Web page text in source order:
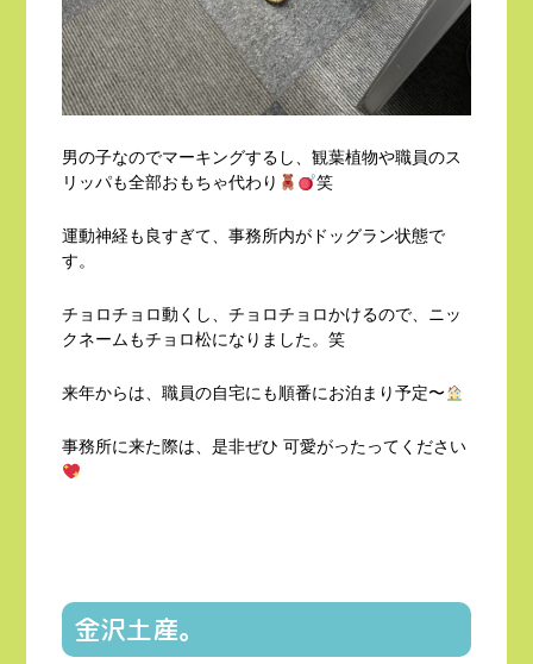
男の子なのでマーキングするし、観葉植物や職員のス
リッパも全部おもちゃ代わり
笑
運動神経も良すぎて、事務所内がドッグラン状態で
す。
チョロチョロ動くし、チョロチョロかけるので、ニッ
クネームもチョロ松になりました。笑
来年からは、職員の自宅にも順番にお泊まり予定〜
事務所に来た際は、是非ぜひ 可愛がったってください
金沢土産。